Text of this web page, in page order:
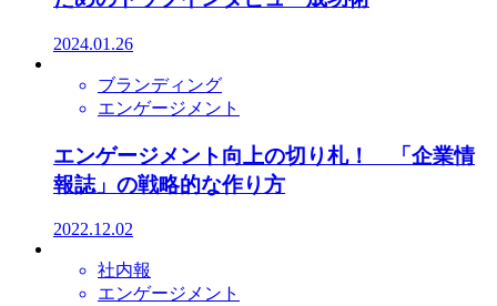
2024.01.26
ブランディング
エンゲージメント
エンゲージメント向上の切り札！ 「企業情
報誌」の戦略的な作り方
2022.12.02
社内報
エンゲージメント